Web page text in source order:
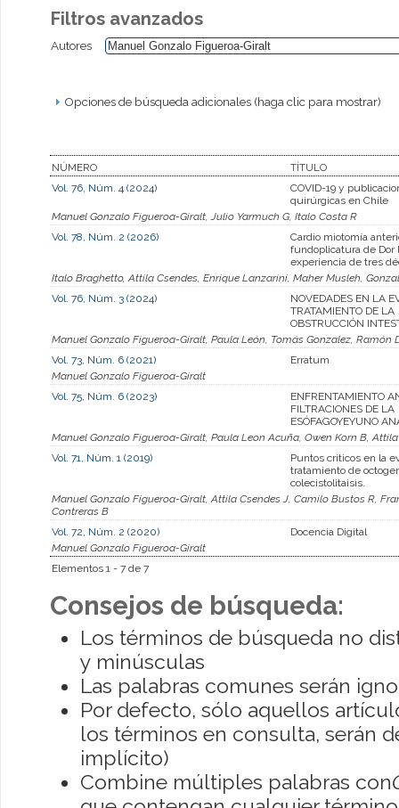
Filtros avanzados
Autores
Opciones de búsqueda adicionales (haga clic para mostrar)
NÚMERO
TÍTULO
Vol. 76, Núm. 4 (2024)
COVID-19 y
quirúrgicas en Chile
Manuel Gonzalo Figueroa-Giralt, Julio Yarmuch G, Italo Costa R
Vol. 78, Núm. 2 (2026)
Cardio miotomía
fundoplicatura de Dor
experiencia de tres
Italo Braghetto, Attila Csendes, Enrique Lanzarini, Maher Musleh,
Vol. 76, Núm. 3 (2024)
NOVEDADES EN LA
TRATAMIENTO DE LA
OBSTRUCCIÓN
Manuel Gonzalo Figueroa-Giralt, Paula León, Tomás Gonzalez, Ramón
Vol. 73, Núm. 6 (2021)
Erratum
Manuel Gonzalo Figueroa-Giralt
Vol. 75, Núm. 6 (2023)
ENFRENTAMIENTO
FILTRACIONES DE LA
ESÓFAGOYEYUNO
Manuel Gonzalo Figueroa-Giralt, Paula Leon Acuña, Owen Korn B,
Vol. 71, Núm. 1 (2019)
Puntos críticos en la
tratamiento de
colecistolitaisis.
Manuel Gonzalo Figueroa-Giralt, Attila Csendes J, Camilo Bustos R,
Contreras B
Vol. 72, Núm. 2 (2020)
Docencia Digital
Manuel Gonzalo Figueroa-Giralt
Elementos 1 - 7 de 7
Consejos de búsqueda:
Los términos de búsqueda no
y minúsculas
Las palabras comunes serán
Por defecto, sólo aquellos
los términos en consulta, serán
implícito)
Combine múltiples palabras con